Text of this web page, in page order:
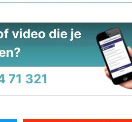
video die je
71 321